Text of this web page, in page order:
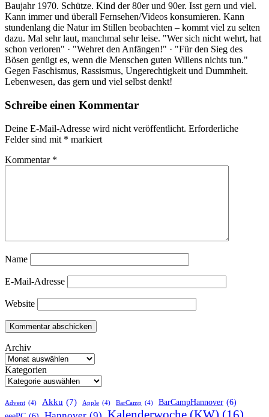
Baujahr 1970. Schütze. Kind der 80er und 90er. Isst gern und viel.
Kann immer und überall Fernsehen/Videos konsumieren. Kann
stundenlang die Natur im Stillen beobachten – kommt viel zu selten
dazu. Mal sehr laut, manchmal sehr leise. "Wer sich nicht wehrt, hat
schon verloren" · "Wehret den Anfängen!" · "Für den Sieg des
Bösen genügt es, wenn die Menschen guten Willens nichts tun."
Gegen Faschismus, Rassismus, Ungerechtigkeit und Dummheit.
Lebenwesen, das gern und viel selbst denkt!
Schreibe einen Kommentar
Deine E-Mail-Adresse wird nicht veröffentlicht. Erforderliche
Felder sind mit * markiert
Kommentar *
Name
E-Mail-Adresse
Website
Archiv
Kategorien
Advent (4) Akku (7) Apple (4) BarCamp (4) BarCampHannover (6)